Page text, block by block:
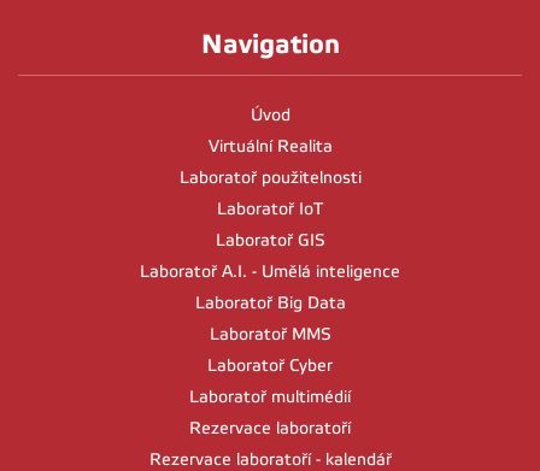
Navigation
Úvod
Virtuální Realita
Laboratoř použitelnosti
Laboratoř IoT
Laboratoř GIS
Laboratoř A.I. - Umělá inteligence
Laboratoř Big Data
Laboratoř MMS
Laboratoř Cyber
Laboratoř multimédií
Rezervace laboratoří
Rezervace laboratoří - kalendář